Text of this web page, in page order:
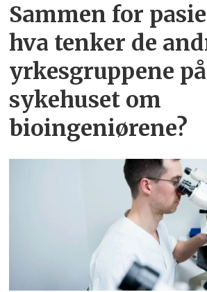
Sammen for
hva tenker de
yrkesgruppene på
sykehuset om
bioingeniørene?